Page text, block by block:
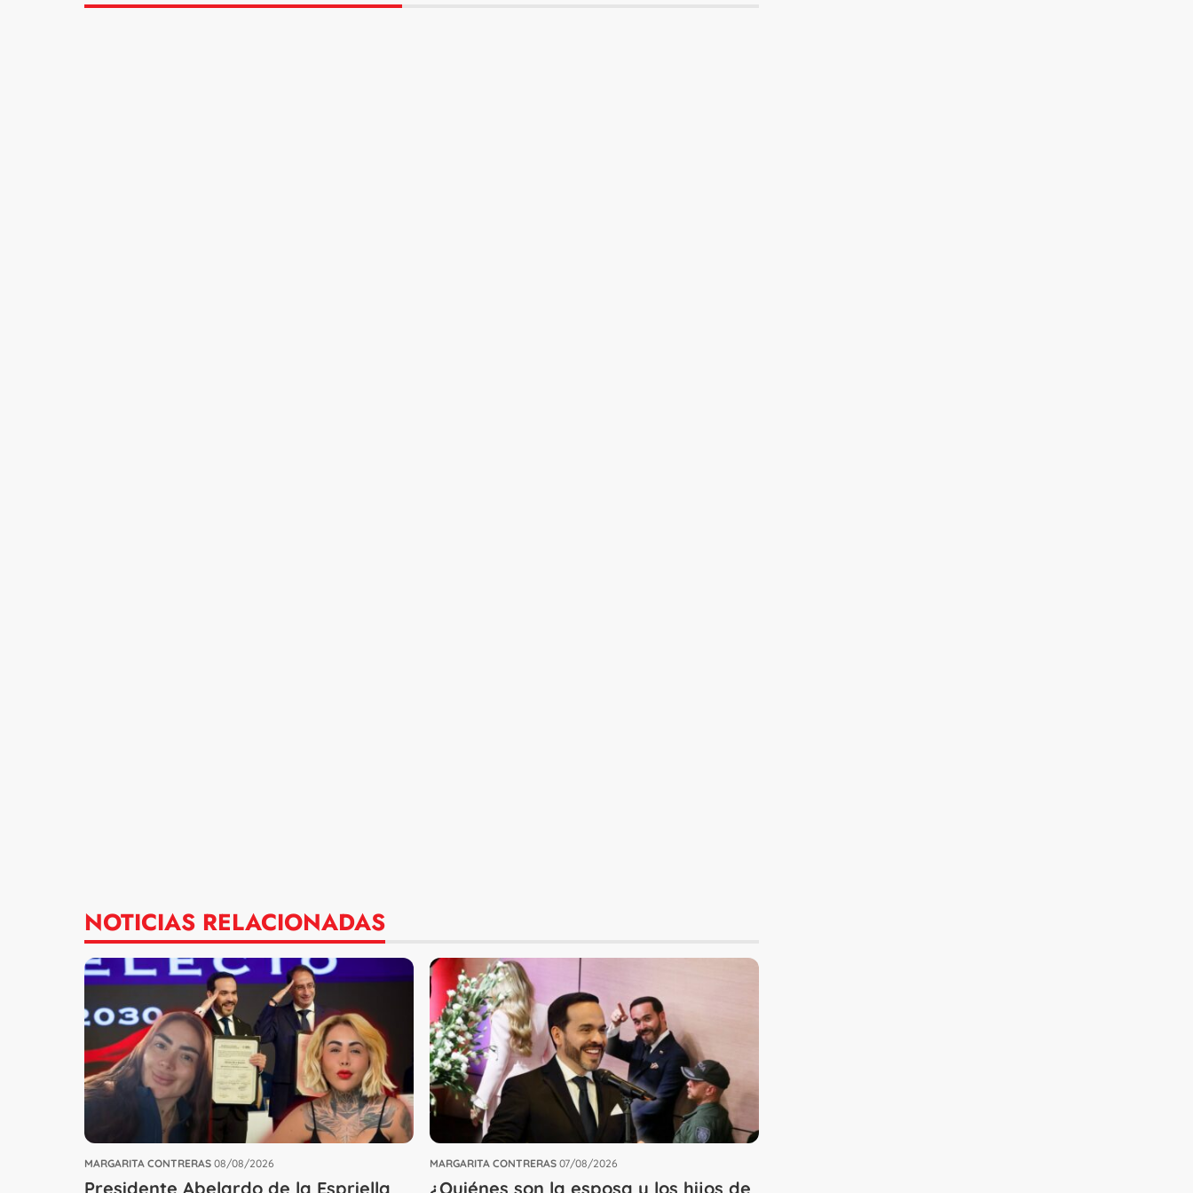
NOTICIAS RELACIONADAS
MARGARITA CONTRERAS 08/08/2026
Presidente Abelardo de la Espriella
MARGARITA CONTRERAS 07/08/2026
¿Quiénes son la esposa y los hijos de